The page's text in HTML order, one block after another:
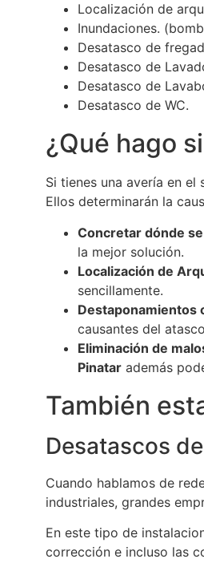
Localización de
Inundaciones.
Desatasco de
Desatasco de
Desatasco de
Desatasco de WC.
¿Qué hago
Si tienes una avería en
Ellos determinarán la
Concretar dónde
la mejor solución.
Localización de
sencillamente.
Destaponamientos
causantes del
Eliminación de
Pinatar además
También
Desatascos
Cuando hablamos de
industriales, grandes
En este tipo de
corrección e incluso las